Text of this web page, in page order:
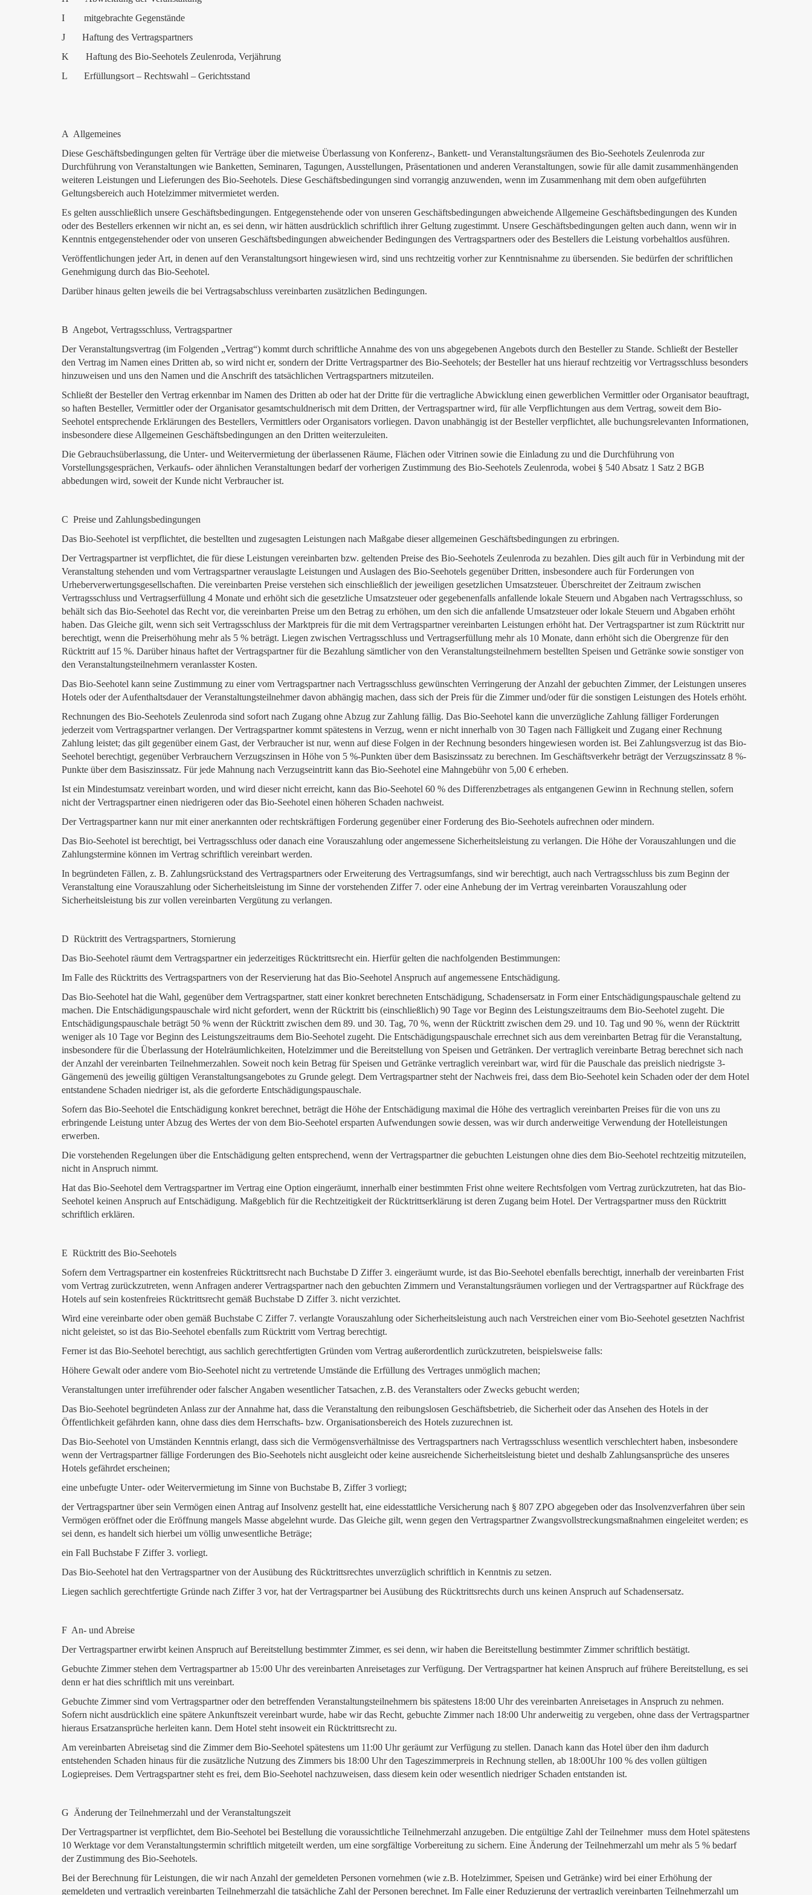
I mitgebrachte Gegenstände
J Haftung des Vertragspartners
K Haftung des Bio-Seehotels Zeulenroda, Verjährung
L Erfüllungsort – Rechtswahl – Gerichtsstand
A Allgemeines
Diese Geschäftsbedingungen gelten für Verträge über die mietweise Überlassung von Konferenz-, Bankett- und Veranstaltungsräumen des Bio-Seehotels Zeulenroda zur
Durchführung von Veranstaltungen wie Banketten, Seminaren, Tagungen, Ausstellungen, Präsentationen und anderen Veranstaltungen, sowie für alle damit zusammenhängenden
weiteren Leistungen und Lieferungen des Bio-Seehotels. Diese Geschäftsbedingungen sind vorrangig anzuwenden, wenn im Zusammenhang mit dem oben aufgeführten
Geltungsbereich auch Hotelzimmer mitvermietet werden.
Es gelten ausschließlich unsere Geschäftsbedingungen. Entgegenstehende oder von unseren Geschäftsbedingungen abweichende Allgemeine Geschäftsbedingungen des Kunden
oder des Bestellers erkennen wir nicht an, es sei denn, wir hätten ausdrücklich schriftlich ihrer Geltung zugestimmt. Unsere Geschäftsbedingungen gelten auch dann, wenn wir in
Kenntnis entgegenstehender oder von unseren Geschäftsbedingungen abweichender Bedingungen des Vertragspartners oder des Bestellers die Leistung vorbehaltlos ausführen.
Veröffentlichungen jeder Art, in denen auf den Veranstaltungsort hingewiesen wird, sind uns rechtzeitig vorher zur Kenntnisnahme zu übersenden. Sie bedürfen der schriftlichen
Genehmigung durch das Bio-Seehotel.
Darüber hinaus gelten jeweils die bei Vertragsabschluss vereinbarten zusätzlichen Bedingungen.
B Angebot, Vertragsschluss, Vertragspartner
Der Veranstaltungsvertrag (im Folgenden „Vertrag“) kommt durch schriftliche Annahme des von uns abgegebenen Angebots durch den Besteller zu Stande. Schließt der Besteller
den Vertrag im Namen eines Dritten ab, so wird nicht er, sondern der Dritte Vertragspartner des Bio-Seehotels; der Besteller hat uns hierauf rechtzeitig vor Vertragsschluss besonders
hinzuweisen und uns den Namen und die Anschrift des tatsächlichen Vertragspartners mitzuteilen.
Schließt der Besteller den Vertrag erkennbar im Namen des Dritten ab oder hat der Dritte für die vertragliche Abwicklung einen gewerblichen Vermittler oder Organisator beauftragt,
so haften Besteller, Vermittler oder der Organisator gesamtschuldnerisch mit dem Dritten, der Vertragspartner wird, für alle Verpflichtungen aus dem Vertrag, soweit dem Bio-
Seehotel entsprechende Erklärungen des Bestellers, Vermittlers oder Organisators vorliegen. Davon unabhängig ist der Besteller verpflichtet, alle buchungsrelevanten Informationen,
insbesondere diese Allgemeinen Geschäftsbedingungen an den Dritten weiterzuleiten.
Die Gebrauchsüberlassung, die Unter- und Weitervermietung der überlassenen Räume, Flächen oder Vitrinen sowie die Einladung zu und die Durchführung von
Vorstellungsgesprächen, Verkaufs- oder ähnlichen Veranstaltungen bedarf der vorherigen Zustimmung des Bio-Seehotels Zeulenroda, wobei § 540 Absatz 1 Satz 2 BGB
abbedungen wird, soweit der Kunde nicht Verbraucher ist.
C Preise und Zahlungsbedingungen
Das Bio-Seehotel ist verpflichtet, die bestellten und zugesagten Leistungen nach Maßgabe dieser allgemeinen Geschäftsbedingungen zu erbringen.
Der Vertragspartner ist verpflichtet, die für diese Leistungen vereinbarten bzw. geltenden Preise des Bio-Seehotels Zeulenroda zu bezahlen. Dies gilt auch für in Verbindung mit der
Veranstaltung stehenden und vom Vertragspartner verauslagte Leistungen und Auslagen des Bio-Seehotels gegenüber Dritten, insbesondere auch für Forderungen von
Urheberverwertungsgesellschaften. Die vereinbarten Preise verstehen sich einschließlich der jeweiligen gesetzlichen Umsatzsteuer. Überschreitet der Zeitraum zwischen
Vertragsschluss und Vertragserfüllung 4 Monate und erhöht sich die gesetzliche Umsatzsteuer oder gegebenenfalls anfallende lokale Steuern und Abgaben nach Vertragsschluss, so
behält sich das Bio-Seehotel das Recht vor, die vereinbarten Preise um den Betrag zu erhöhen, um den sich die anfallende Umsatzsteuer oder lokale Steuern und Abgaben erhöht
haben. Das Gleiche gilt, wenn sich seit Vertragsschluss der Marktpreis für die mit dem Vertragspartner vereinbarten Leistungen erhöht hat. Der Vertragspartner ist zum Rücktritt nur
berechtigt, wenn die Preiserhöhung mehr als 5 % beträgt. Liegen zwischen Vertragsschluss und Vertragserfüllung mehr als 10 Monate, dann erhöht sich die Obergrenze für den
Rücktritt auf 15 %. Darüber hinaus haftet der Vertragspartner für die Bezahlung sämtlicher von den Veranstaltungsteilnehmern bestellten Speisen und Getränke sowie sonstiger von
den Veranstaltungsteilnehmern veranlasster Kosten.
Das Bio-Seehotel kann seine Zustimmung zu einer vom Vertragspartner nach Vertragsschluss gewünschten Verringerung der Anzahl der gebuchten Zimmer, der Leistungen unseres
Hotels oder der Aufenthaltsdauer der Veranstaltungsteilnehmer davon abhängig machen, dass sich der Preis für die Zimmer und/oder für die sonstigen Leistungen des Hotels erhöht.
Rechnungen des Bio-Seehotels Zeulenroda sind sofort nach Zugang ohne Abzug zur Zahlung fällig. Das Bio-Seehotel kann die unverzügliche Zahlung fälliger Forderungen
jederzeit vom Vertragspartner verlangen. Der Vertragspartner kommt spätestens in Verzug, wenn er nicht innerhalb von 30 Tagen nach Fälligkeit und Zugang einer Rechnung
Zahlung leistet; das gilt gegenüber einem Gast, der Verbraucher ist nur, wenn auf diese Folgen in der Rechnung besonders hingewiesen worden ist. Bei Zahlungsverzug ist das Bio-
Seehotel berechtigt, gegenüber Verbrauchern Verzugszinsen in Höhe von 5 %-Punkten über dem Basiszinssatz zu berechnen. Im Geschäftsverkehr beträgt der Verzugszinssatz 8 %-
Punkte über dem Basiszinssatz. Für jede Mahnung nach Verzugseintritt kann das Bio-Seehotel eine Mahngebühr von 5,00 € erheben.
Ist ein Mindestumsatz vereinbart worden, und wird dieser nicht erreicht, kann das Bio-Seehotel 60 % des Differenzbetrages als entgangenen Gewinn in Rechnung stellen, sofern
nicht der Vertragspartner einen niedrigeren oder das Bio-Seehotel einen höheren Schaden nachweist.
Der Vertragspartner kann nur mit einer anerkannten oder rechtskräftigen Forderung gegenüber einer Forderung des Bio-Seehotels aufrechnen oder mindern.
Das Bio-Seehotel ist berechtigt, bei Vertragsschluss oder danach eine Vorauszahlung oder angemessene Sicherheitsleistung zu verlangen. Die Höhe der Vorauszahlungen und die
Zahlungstermine können im Vertrag schriftlich vereinbart werden.
In begründeten Fällen, z. B. Zahlungsrückstand des Vertragspartners oder Erweiterung des Vertragsumfangs, sind wir berechtigt, auch nach Vertragsschluss bis zum Beginn der
Veranstaltung eine Vorauszahlung oder Sicherheitsleistung im Sinne der vorstehenden Ziffer 7. oder eine Anhebung der im Vertrag vereinbarten Vorauszahlung oder
Sicherheitsleistung bis zur vollen vereinbarten Vergütung zu verlangen.
D Rücktritt des Vertragspartners, Stornierung
Das Bio-Seehotel räumt dem Vertragspartner ein jederzeitiges Rücktrittsrecht ein. Hierfür gelten die nachfolgenden Bestimmungen:
Im Falle des Rücktritts des Vertragspartners von der Reservierung hat das Bio-Seehotel Anspruch auf angemessene Entschädigung.
Das Bio-Seehotel hat die Wahl, gegenüber dem Vertragspartner, statt einer konkret berechneten Entschädigung, Schadensersatz in Form einer Entschädigungspauschale geltend zu
machen. Die Entschädigungspauschale wird nicht gefordert, wenn der Rücktritt bis (einschließlich) 90 Tage vor Beginn des Leistungszeitraums dem Bio-Seehotel zugeht. Die
Entschädigungspauschale beträgt 50 % wenn der Rücktritt zwischen dem 89. und 30. Tag, 70 %, wenn der Rücktritt zwischen dem 29. und 10. Tag und 90 %, wenn der Rücktritt
weniger als 10 Tage vor Beginn des Leistungszeitraums dem Bio-Seehotel zugeht. Die Entschädigungspauschale errechnet sich aus dem vereinbarten Betrag für die Veranstaltung,
insbesondere für die Überlassung der Hotelräumlichkeiten, Hotelzimmer und die Bereitstellung von Speisen und Getränken. Der vertraglich vereinbarte Betrag berechnet sich nach
der Anzahl der vereinbarten Teilnehmerzahlen. Soweit noch kein Betrag für Speisen und Getränke vertraglich vereinbart war, wird für die Pauschale das preislich niedrigste 3-
Gängemenü des jeweilig gültigen Veranstaltungsangebotes zu Grunde gelegt. Dem Vertragspartner steht der Nachweis frei, dass dem Bio-Seehotel kein Schaden oder der dem Hotel
entstandene Schaden niedriger ist, als die geforderte Entschädigungspauschale.
Sofern das Bio-Seehotel die Entschädigung konkret berechnet, beträgt die Höhe der Entschädigung maximal die Höhe des vertraglich vereinbarten Preises für die von uns zu
erbringende Leistung unter Abzug des Wertes der von dem Bio-Seehotel ersparten Aufwendungen sowie dessen, was wir durch anderweitige Verwendung der Hotelleistungen
erwerben.
Die vorstehenden Regelungen über die Entschädigung gelten entsprechend, wenn der Vertragspartner die gebuchten Leistungen ohne dies dem Bio-Seehotel rechtzeitig mitzuteilen,
nicht in Anspruch nimmt.
Hat das Bio-Seehotel dem Vertragspartner im Vertrag eine Option eingeräumt, innerhalb einer bestimmten Frist ohne weitere Rechtsfolgen vom Vertrag zurückzutreten, hat das Bio-
Seehotel keinen Anspruch auf Entschädigung. Maßgeblich für die Rechtzeitigkeit der Rücktrittserklärung ist deren Zugang beim Hotel. Der Vertragspartner muss den Rücktritt
schriftlich erklären.
E Rücktritt des Bio-Seehotels
Sofern dem Vertragspartner ein kostenfreies Rücktrittsrecht nach Buchstabe D Ziffer 3. eingeräumt wurde, ist das Bio-Seehotel ebenfalls berechtigt, innerhalb der vereinbarten Frist
vom Vertrag zurückzutreten, wenn Anfragen anderer Vertragspartner nach den gebuchten Zimmern und Veranstaltungsräumen vorliegen und der Vertragspartner auf Rückfrage des
Hotels auf sein kostenfreies Rücktrittsrecht gemäß Buchstabe D Ziffer 3. nicht verzichtet.
Wird eine vereinbarte oder oben gemäß Buchstabe C Ziffer 7. verlangte Vorauszahlung oder Sicherheitsleistung auch nach Verstreichen einer vom Bio-Seehotel gesetzten Nachfrist
nicht geleistet, so ist das Bio-Seehotel ebenfalls zum Rücktritt vom Vertrag berechtigt.
Ferner ist das Bio-Seehotel berechtigt, aus sachlich gerechtfertigten Gründen vom Vertrag außerordentlich zurückzutreten, beispielsweise falls:
Höhere Gewalt oder andere vom Bio-Seehotel nicht zu vertretende Umstände die Erfüllung des Vertrages unmöglich machen;
Veranstaltungen unter irreführender oder falscher Angaben wesentlicher Tatsachen, z.B. des Veranstalters oder Zwecks gebucht werden;
Das Bio-Seehotel begründeten Anlass zur der Annahme hat, dass die Veranstaltung den reibungslosen Geschäftsbetrieb, die Sicherheit oder das Ansehen des Hotels in der
Öffentlichkeit gefährden kann, ohne dass dies dem Herrschafts- bzw. Organisationsbereich des Hotels zuzurechnen ist.
Das Bio-Seehotel von Umständen Kenntnis erlangt, dass sich die Vermögensverhältnisse des Vertragspartners nach Vertragsschluss wesentlich verschlechtert haben, insbesondere
wenn der Vertragspartner fällige Forderungen des Bio-Seehotels nicht ausgleicht oder keine ausreichende Sicherheitsleistung bietet und deshalb Zahlungsansprüche des unseres
Hotels gefährdet erscheinen;
eine unbefugte Unter- oder Weitervermietung im Sinne von Buchstabe B, Ziffer 3 vorliegt;
der Vertragspartner über sein Vermögen einen Antrag auf Insolvenz gestellt hat, eine eidesstattliche Versicherung nach § 807 ZPO abgegeben oder das Insolvenzverfahren über sein
Vermögen eröffnet oder die Eröffnung mangels Masse abgelehnt wurde. Das Gleiche gilt, wenn gegen den Vertragspartner Zwangsvollstreckungsmaßnahmen eingeleitet werden; es
sei denn, es handelt sich hierbei um völlig unwesentliche Beträge;
ein Fall Buchstabe F Ziffer 3. vorliegt.
Das Bio-Seehotel hat den Vertragspartner von der Ausübung des Rücktrittsrechtes unverzüglich schriftlich in Kenntnis zu setzen.
Liegen sachlich gerechtfertigte Gründe nach Ziffer 3 vor, hat der Vertragspartner bei Ausübung des Rücktrittsrechts durch uns keinen Anspruch auf Schadensersatz.
F An- und Abreise
Der Vertragspartner erwirbt keinen Anspruch auf Bereitstellung bestimmter Zimmer, es sei denn, wir haben die Bereitstellung bestimmter Zimmer schriftlich bestätigt.
Gebuchte Zimmer stehen dem Vertragspartner ab 15:00 Uhr des vereinbarten Anreisetages zur Verfügung. Der Vertragspartner hat keinen Anspruch auf frühere Bereitstellung, es sei
denn er hat dies schriftlich mit uns vereinbart.
Gebuchte Zimmer sind vom Vertragspartner oder den betreffenden Veranstaltungsteilnehmern bis spätestens 18:00 Uhr des vereinbarten Anreisetages in Anspruch zu nehmen.
Sofern nicht ausdrücklich eine spätere Ankunftszeit vereinbart wurde, habe wir das Recht, gebuchte Zimmer nach 18:00 Uhr anderweitig zu vergeben, ohne dass der Vertragspartner
hieraus Ersatzansprüche herleiten kann. Dem Hotel steht insoweit ein Rücktrittsrecht zu.
Am vereinbarten Abreisetag sind die Zimmer dem Bio-Seehotel spätestens um 11:00 Uhr geräumt zur Verfügung zu stellen. Danach kann das Hotel über den ihm dadurch
entstehenden Schaden hinaus für die zusätzliche Nutzung des Zimmers bis 18:00 Uhr den Tageszimmerpreis in Rechnung stellen, ab 18:00Uhr 100 % des vollen gültigen
Logiepreises. Dem Vertragspartner steht es frei, dem Bio-Seehotel nachzuweisen, dass diesem kein oder wesentlich niedriger Schaden entstanden ist.
G Änderung der Teilnehmerzahl und der Veranstaltungszeit
Der Vertragspartner ist verpflichtet, dem Bio-Seehotel bei Bestellung die voraussichtliche Teilnehmerzahl anzugeben. Die entgültige Zahl der Teilnehmer muss dem Hotel spätestens
10 Werktage vor dem Veranstaltungstermin schriftlich mitgeteilt werden, um eine sorgfältige Vorbereitung zu sichern. Eine Änderung der Teilnehmerzahl um mehr als 5 % bedarf
der Zustimmung des Bio-Seehotels.
Bei der Berechnung für Leistungen, die wir nach Anzahl der gemeldeten Personen vornehmen (wie z.B. Hotelzimmer, Speisen und Getränke) wird bei einer Erhöhung der
gemeldeten und vertraglich vereinbarten Teilnehmerzahl die tatsächliche Zahl der Personen berechnet. Im Falle einer Reduzierung der vertraglich vereinbarten Teilnehmerzahl um